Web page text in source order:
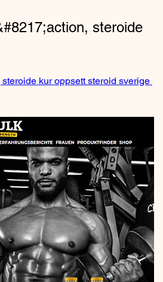
steroide
kur oppsett steroid sverige